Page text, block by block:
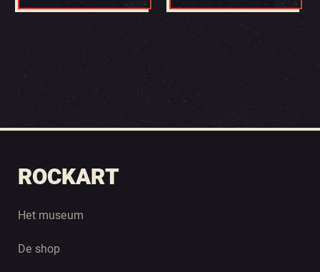
ROCKART
Het museum
De shop